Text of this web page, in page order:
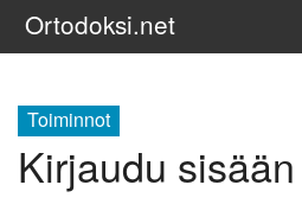
Ortodoksi.net
Toiminnot
Kirjaudu sisään